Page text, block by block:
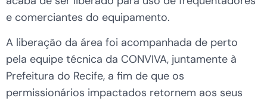
e comerciantes do equipamento.
A liberação da área foi acompanhada de perto
pela equipe técnica da CONVIVA, juntamente à
Prefeitura do Recife, a fim de que os
permissionários impactados retornem aos seus